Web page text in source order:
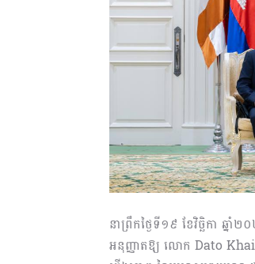
នាព្រឹកថ្ងៃទី១៩ ខែវិច្ឆិកា ឆ្ន
អនុញ្ញាតឱ្យ លោក Dato